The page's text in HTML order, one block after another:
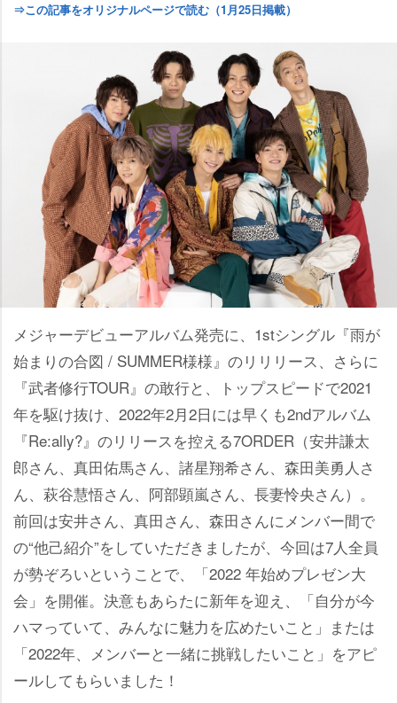
⇒この記事をオリジナルページで読む（1月25日掲載）
メジャーデビューアルバム発売に、1stシングル『雨が
始まりの合図 / SUMMER様様』のリリリース、さらに
『武者修行TOUR』の敢行と、トップスピードで2021
年を駆け抜け、2022年2月2日には早くも2ndアルバム
『Re:ally?』のリリースを控える7ORDER（安井謙太
郎さん、真田佑馬さん、諸星翔希さん、森田美勇人さ
ん、萩谷慧悟さん、阿部顕嵐さん、長妻怜央さん）。
前回は安井さん、真田さん、森田さんにメンバー間で
の“他己紹介”をしていただきましたが、今回は7人全員
が勢ぞろいということで、「2022 年始めプレゼン大
会」を開催。決意もあらたに新年を迎え、「自分が今
ハマっていて、みんなに魅力を広めたいこと」または
「2022年、メンバーと一緒に挑戦したいこと」をアピ
ールしてもらいました！